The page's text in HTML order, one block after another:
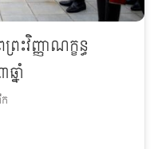
ះវិញ្ញាណក្ខន្ធ
នាំ